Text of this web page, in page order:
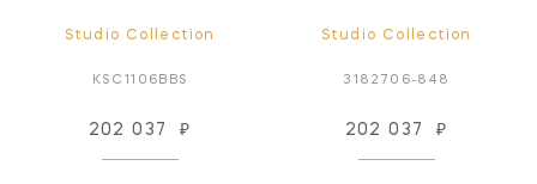
Studio Collection
KSC1106BBS
202 037 ₽
Studio Collection
3182706-848
202 037 ₽